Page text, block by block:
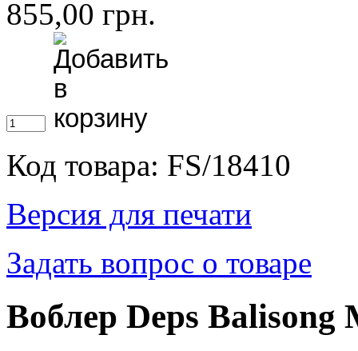
855,00 грн.
Код товара: FS/18410
Версия для печати
Задать вопрос о товаре
Воблер Deps Balisong